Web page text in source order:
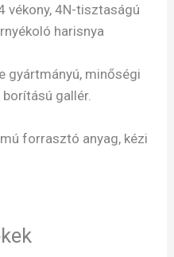
vékony, 4N-tisztaságú
harisnya
gyártmányú, minőségi
gallér.
forrasztó anyag, kézi